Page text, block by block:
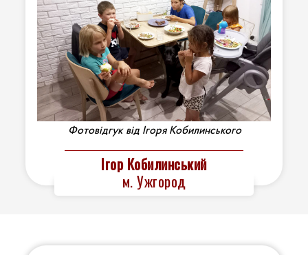
Фотовідгук від Ігоря Кобилинського
Ігор Кобилинський
м. Ужгород